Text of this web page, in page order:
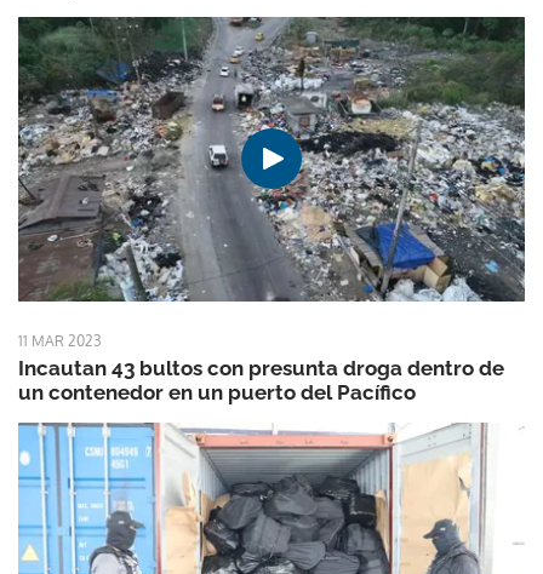
11 MAR 2023
Incautan 43 bultos con presunta droga dentro de
un contenedor en un puerto del Pacífico